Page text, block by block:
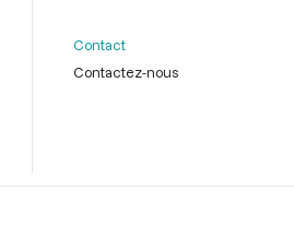
Contact
Contactez-nous